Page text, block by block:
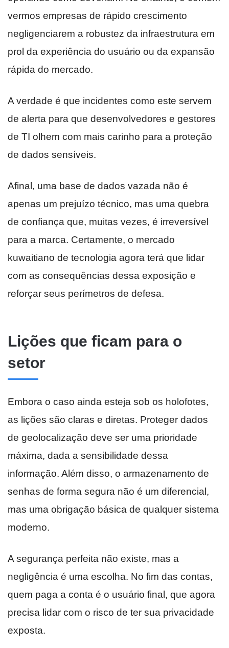
vermos empresas de rápido crescimento
negligenciarem a robustez da infraestrutura em
prol da experiência do usuário ou da expansão
rápida do mercado.
A verdade é que incidentes como este servem
de alerta para que desenvolvedores e gestores
de TI olhem com mais carinho para a proteção
de dados sensíveis.
Afinal, uma base de dados vazada não é
apenas um prejuízo técnico, mas uma quebra
de confiança que, muitas vezes, é irreversível
para a marca. Certamente, o mercado
kuwaitiano de tecnologia agora terá que lidar
com as consequências dessa exposição e
reforçar seus perímetros de defesa.
Lições que ficam para o
setor
Embora o caso ainda esteja sob os holofotes,
as lições são claras e diretas. Proteger dados
de geolocalização deve ser uma prioridade
máxima, dada a sensibilidade dessa
informação. Além disso, o armazenamento de
senhas de forma segura não é um diferencial,
mas uma obrigação básica de qualquer sistema
moderno.
A segurança perfeita não existe, mas a
negligência é uma escolha. No fim das contas,
quem paga a conta é o usuário final, que agora
precisa lidar com o risco de ter sua privacidade
exposta.